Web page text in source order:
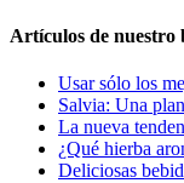
Artículos de nuestro
Usar sólo los
Salvia: Una
La nueva
¿Qué hierba
Deliciosas